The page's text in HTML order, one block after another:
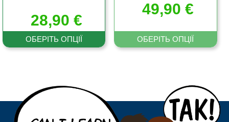
28,90€
ОБЕРІТЬ ОПЦІЇ
49,90€
ОБЕРІТЬ ОПЦІЇ